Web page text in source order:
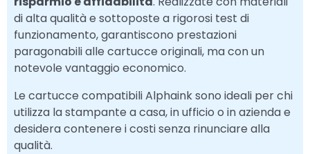
di alta qualità e sottoposte a rigorosi test di
funzionamento, garantiscono prestazioni
paragonabili alle cartucce originali, ma con un
notevole vantaggio economico.
Le cartucce compatibili Alphaink sono ideali per chi
utilizza la stampante a casa, in ufficio o in azienda e
desidera contenere i costi senza rinunciare alla
qualità.